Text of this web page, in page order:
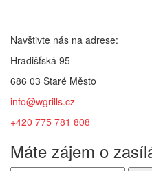
Navštivte nás na adrese:
Hradišťská 95
686 03 Staré Město
info@wgrills.cz
+420 775 781 808
Máte zájem o